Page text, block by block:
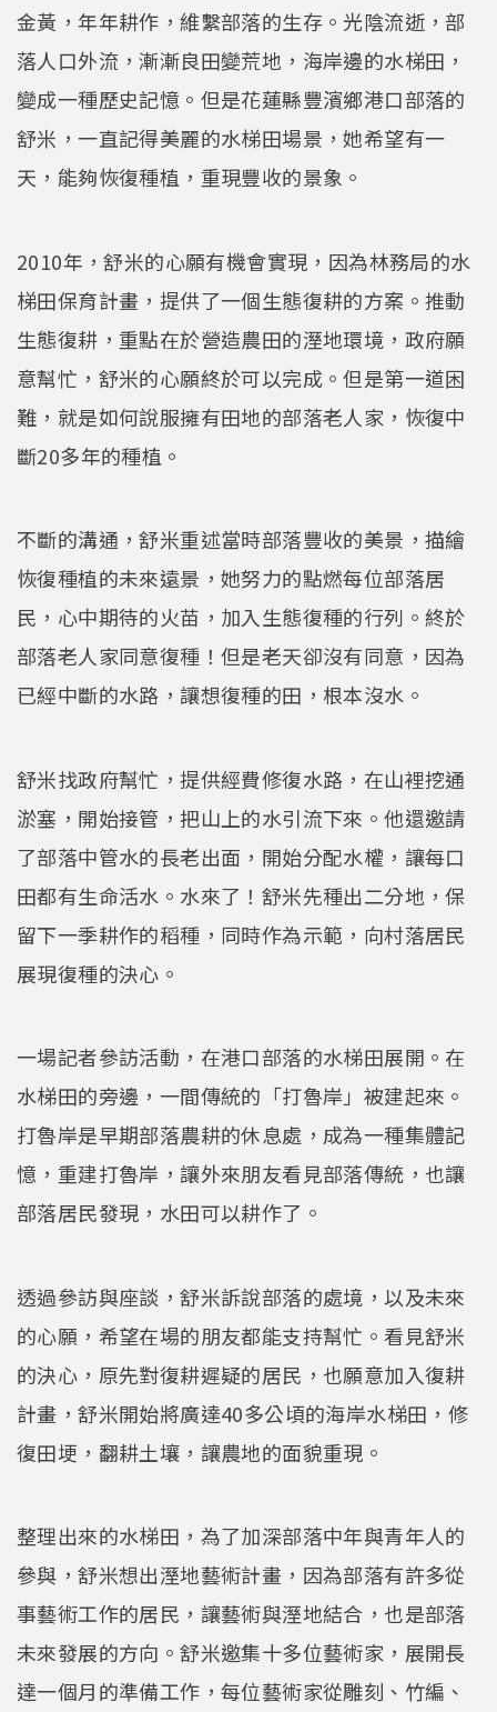
金黃，年年耕作，維繫部落的生存。光陰流逝，部
落人口外流，漸漸良田變荒地，海岸邊的水梯田，
變成一種歷史記憶。但是花蓮縣豐濱鄉港口部落的
舒米，一直記得美麗的水梯田場景，她希望有一
天，能夠恢復種植，重現豐收的景象。
2010年，舒米的心願有機會實現，因為林務局的水
梯田保育計畫，提供了一個生態復耕的方案。推動
生態復耕，重點在於營造農田的溼地環境，政府願
意幫忙，舒米的心願終於可以完成。但是第一道困
難，就是如何說服擁有田地的部落老人家，恢復中
斷20多年的種植。
不斷的溝通，舒米重述當時部落豐收的美景，描繪
恢復種植的未來遠景，她努力的點燃每位部落居
民，心中期待的火苗，加入生態復種的行列。終於
部落老人家同意復種！但是老天卻沒有同意，因為
已經中斷的水路，讓想復種的田，根本沒水。
舒米找政府幫忙，提供經費修復水路，在山裡挖通
淤塞，開始接管，把山上的水引流下來。他還邀請
了部落中管水的長老出面，開始分配水權，讓每口
田都有生命活水。水來了！舒米先種出二分地，保
留下一季耕作的稻種，同時作為示範，向村落居民
展現復種的決心。
一場記者參訪活動，在港口部落的水梯田展開。在
水梯田的旁邊，一間傳統的「打魯岸」被建起來。
打魯岸是早期部落農耕的休息處，成為一種集體記
憶，重建打魯岸，讓外來朋友看見部落傳統，也讓
部落居民發現，水田可以耕作了。
透過參訪與座談，舒米訴說部落的處境，以及未來
的心願，希望在場的朋友都能支持幫忙。看見舒米
的決心，原先對復耕遲疑的居民，也願意加入復耕
計畫，舒米開始將廣達40多公頃的海岸水梯田，修
復田埂，翻耕土壤，讓農地的面貌重現。
整理出來的水梯田，為了加深部落中年與青年人的
參與，舒米想出溼地藝術計畫，因為部落有許多從
事藝術工作的居民，讓藝術與溼地結合，也是部落
未來發展的方向。舒米邀集十多位藝術家，展開長
達一個月的準備工作，每位藝術家從雕刻、竹編、